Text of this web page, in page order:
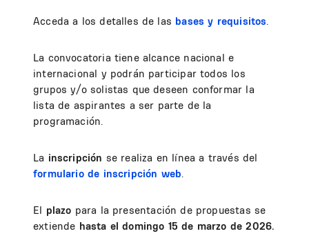
Acceda a los detalles de las bases y requisitos.
La convocatoria tiene alcance nacional e
internacional y podrán participar todos los
grupos y/o solistas que deseen conformar la
lista de aspirantes a ser parte de la
programación.
La inscripción se realiza en línea a través del
formulario de inscripción web.
El plazo para la presentación de propuestas se
extiende hasta el domingo 15 de marzo de 2026.